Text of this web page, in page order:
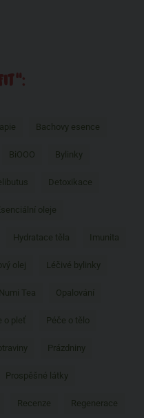
Bachovy esence
BiOOO Bylinky
Detoxikace
oleje
Hydratace těla Imunita
olej Léčivé bylinky
Numi Tea Opalování
o pleť Péče o tělo
Prázdniny
Prospěšné látky
Recenze Regenerace